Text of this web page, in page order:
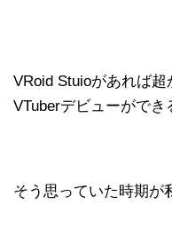
VRoid Stuioがあれば
VTuberデビューができ
そう思っていた時期が